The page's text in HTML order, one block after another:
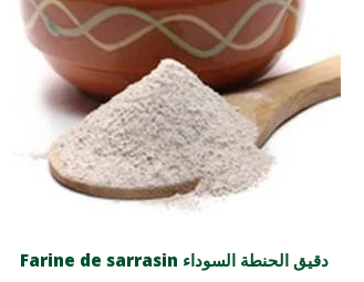
Farine de sarrasin دقيق الحنطة السوداء